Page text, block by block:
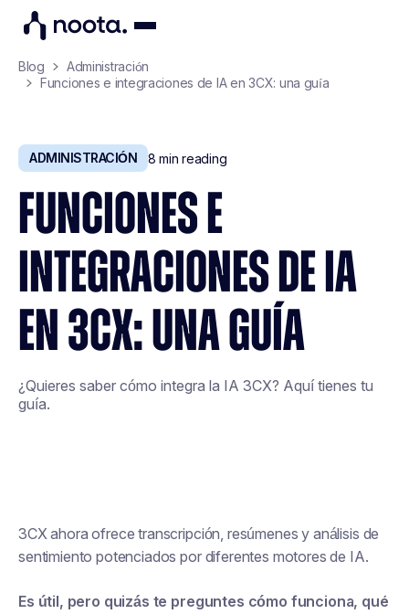
Blog
Administración
Funciones e integraciones de IA en 3CX: una guía
ADMINISTRACIÓN 8 min reading
FUNCIONES E
INTEGRACIONES DE IA
EN 3CX: UNA GUÍA
¿Quieres saber cómo integra la IA 3CX? Aquí tienes tu
guía.
3CX ahora ofrece transcripción, resúmenes y análisis de
sentimiento potenciados por diferentes motores de IA.
Es útil, pero quizás te preguntes cómo funciona, qué